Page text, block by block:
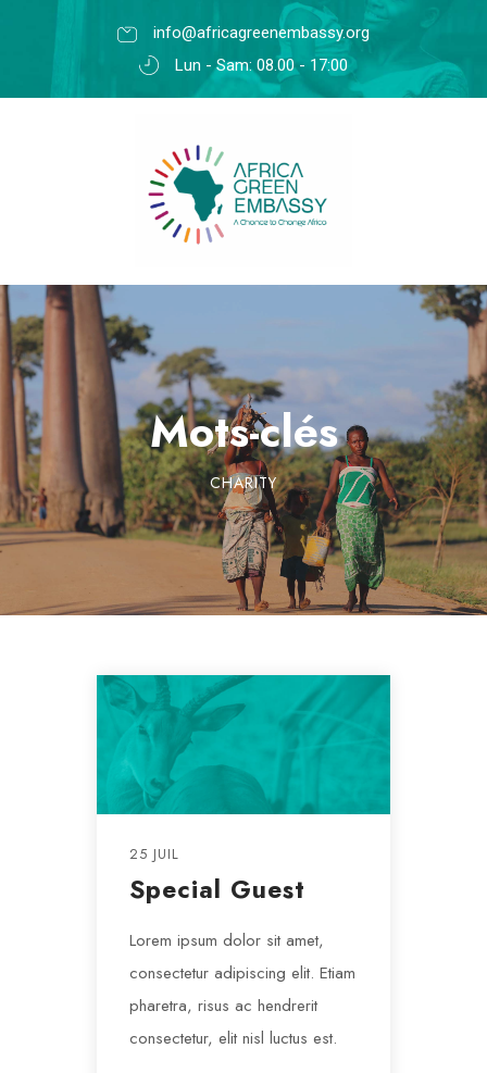
info@africagreenembassy.org
Lun - Sam: 08.00 - 17:00
Mots-clés
CHARITY
25 JUIL
Special Guest
Lorem ipsum dolor sit amet,
consectetur adipiscing elit. Etiam
pharetra, risus ac hendrerit
consectetur, elit nisl luctus est.